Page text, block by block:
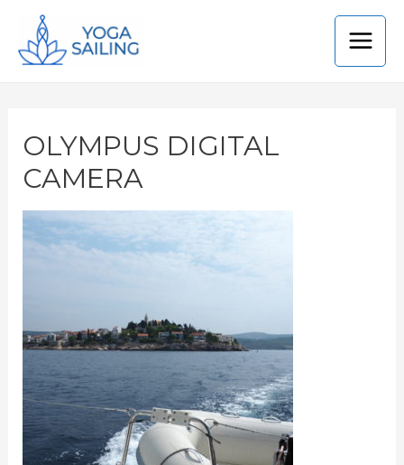
OLYMPUS DIGITAL
CAMERA